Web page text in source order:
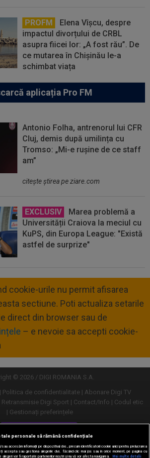
PROFM
Elena Vîșcu, despre
impactul divorțului de CRBL
asupra fiicei lor: „A fost rău”. De
ce mutarea în Chișinău le-a
schimbat viața
aplicația Pro FM
Antonio Folha, antrenorul lui CFR
Cluj, demis după umilința cu
Tromso: „Mi-e rușine de ce staff
am”
citeşte ştirea pe ziare.com
EXCLUSIV
Marea problemă a
Universității Craiova la meciul cu
KuPS, din Europa League: "Există
astfel de surprize"
cookie-urile nu permit afisarea
sectiune. Poti actualiza setarile
direct din browser sau de
– e nevoie sa accepti cookie-
© 2026 / DIGI ROMANIA S.A.
Politica de confidentialitate
Abonare Digi TV
Retransmisie Digi Sport Contact/Info
Codul etic
Gestionați preferințele
Versiune desktop
tale personale să rămână confidențiale
accesăm informații pe dispozitivul dvs., precum identificatorii cookie unici pentru prelucrarea
accepta sau gestiona alegerile dvs. făcând clic mai jos sau în orice moment, pe pagina cu
vor fi raportate partenerilor noștri și nu vă vor afecta navigarea.
Mai multe detalii